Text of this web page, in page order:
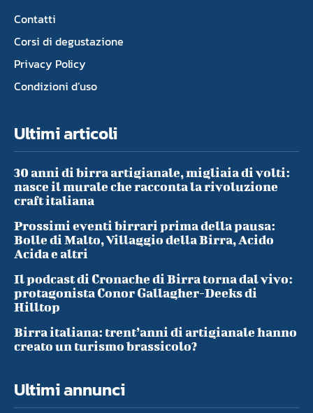
Contatti
Corsi di degustazione
Privacy Policy
Condizioni d’uso
Ultimi articoli
30 anni di birra artigianale, migliaia di volti:
nasce il murale che racconta la rivoluzione
craft italiana
Prossimi eventi birrari prima della pausa:
Bolle di Malto, Villaggio della Birra, Acido
Acida e altri
Il podcast di Cronache di Birra torna dal vivo:
protagonista Conor Gallagher-Deeks di
Hilltop
Birra italiana: trent’anni di artigianale hanno
creato un turismo brassicolo?
Ultimi annunci